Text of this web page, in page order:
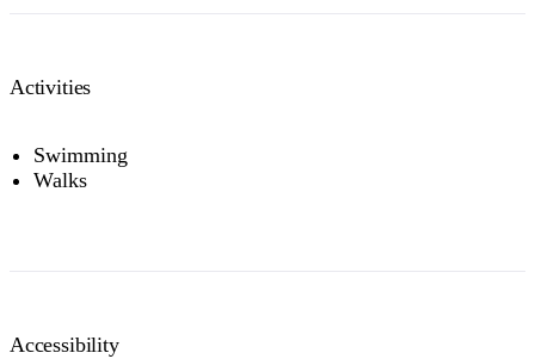
Activities
Swimming
Walks
Accessibility